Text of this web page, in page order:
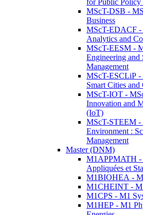
for Public Policy
MScT-DSB -
Business
MScT-EDACF -
Analytics and
MScT-EESM -
Engineering and
Management
MScT-ESCLiP -
Smart Cities
MScT-IOT -
Innovation and
(IoT)
MScT-STEEM -
Environment :
Management
Master (DNM)
M1APPMATH -
Appliquées et
M1BIOHEA -
M1CHEINT -
M1CPS - M1
M1HEP - M1